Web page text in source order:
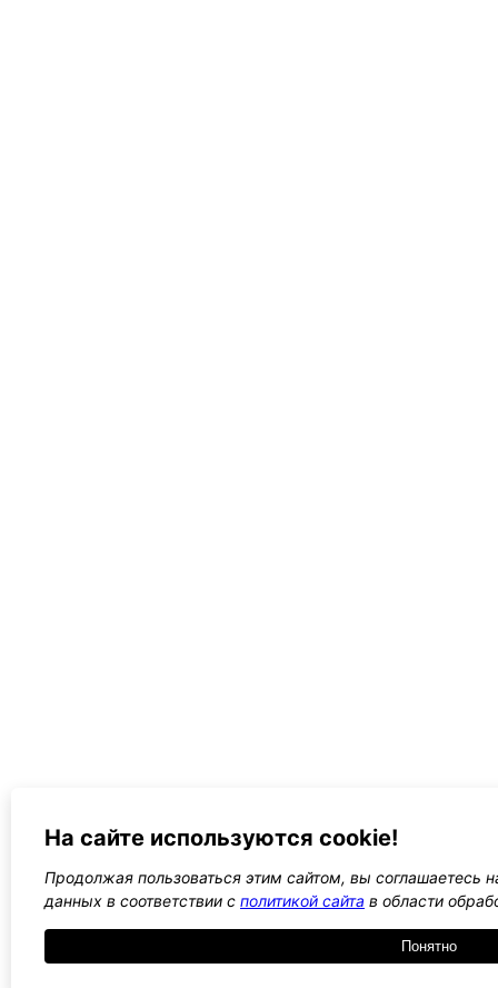
На сайте используются cookie!
Продолжая пользоваться этим сайтом, вы соглашаетесь
данных в соответствии с политикой сайта в области
Понятно